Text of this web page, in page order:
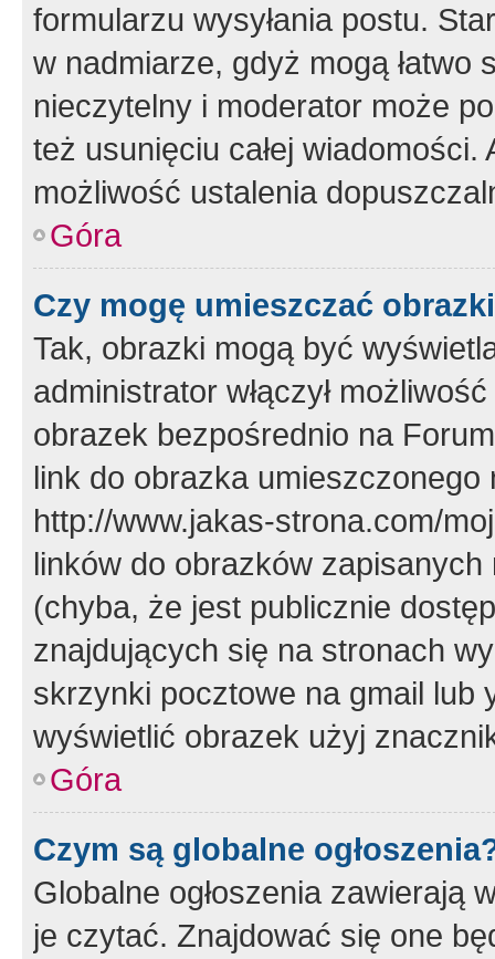
formularzu wysyłania postu.
w nadmiarze, gdyż mogą
nieczytelny i moderator może
też usunięciu całej
możliwość ustalenia
Góra
Czy mogę umieszczać
Tak, obrazki mogą być
administrator włączył
obrazek bezpośrednio na
link do obrazka
http://www.jakas-strona.com/
linków do obrazków
(chyba, że jest publicznie
znajdujących się na stronach
skrzynki pocztowe na gmail lub
wyświetlić obrazek użyj
Góra
Czym są globalne
Globalne ogłoszenia zawierają
je czytać. Znajdować się one